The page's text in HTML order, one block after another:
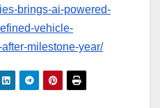
brings-ai-powered-
vehicle-
milestone-year/